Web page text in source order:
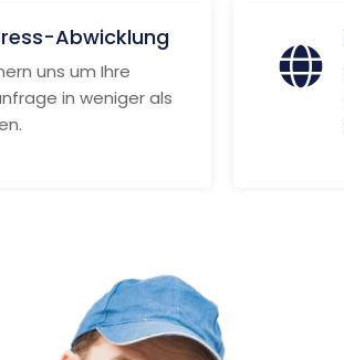
Abwicklung
uns um Ihre
in weniger als